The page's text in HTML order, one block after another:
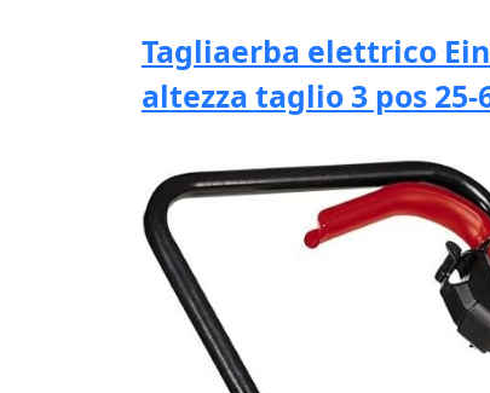
Tagliaerba elettrico
altezza taglio 3 pos